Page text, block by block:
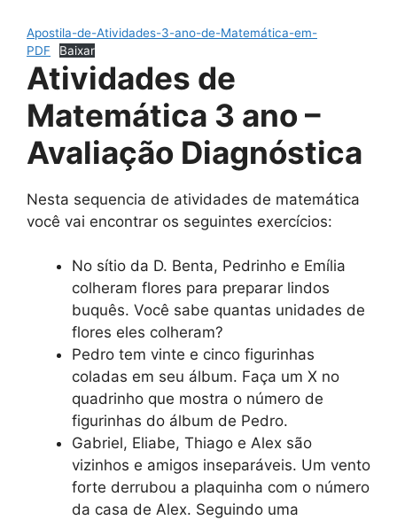
Apostila-de-Atividades-3-ano-de-Matemática-em-
PDF
Baixar
Atividades de
Matemática 3 ano –
Avaliação Diagnóstica
Nesta sequencia de atividades de matemática
você vai encontrar os seguintes exercícios:
No sítio da D. Benta, Pedrinho e Emília
colheram flores para preparar lindos
buquês. Você sabe quantas unidades de
flores eles colheram?
Pedro tem vinte e cinco figurinhas
coladas em seu álbum. Faça um X no
quadrinho que mostra o número de
figurinhas do álbum de Pedro.
Gabriel, Eliabe, Thiago e Alex são
vizinhos e amigos inseparáveis. Um vento
forte derrubou a plaquinha com o número
da casa de Alex. Seguindo uma